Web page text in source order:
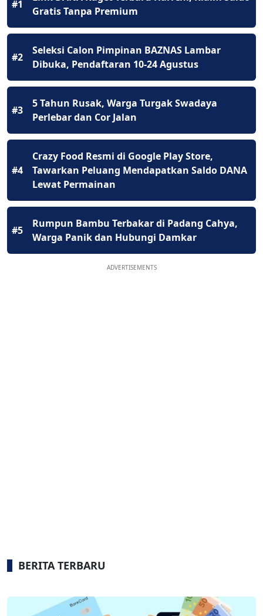
#1
Gratis Tanpa Premium
#2
Seleksi Calon Pimpinan BAZNAS Lambar
Dibuka, Pendaftaran 10-24 Agustus
#3
5 Tahun Rusak, Warga Turgak Swadaya
Perlebar dan Cor Jalan
#4
Crazy Food Resmi di Google Play Store,
Tawarkan Peluang Mendapatkan Saldo DANA
Lewat Permainan
#5
Rumpun Bambu Terbakar di Padang Cahya,
Warga Panik dan Hubungi Damkar
ADVERTISEMENTS
BERITA TERBARU